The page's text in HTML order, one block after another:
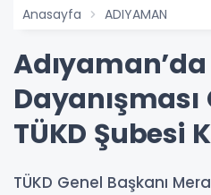
Anasayfa ADIYAMAN
Adıyaman’da
TÜKD Şubesi
TÜKD Genel Başkanı